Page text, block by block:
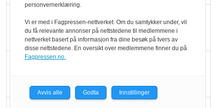
Færre varer, men fulle
hyller
personvernerklæring.
Vi er med i Fagpressen-nettverket. Om du samtykker under, vil
du få relevante annonser på nettstedene til medlemmene i
nettverket basert på informasjon fra dine besøk på tvers av
disse nettstedene. En oversikt over medlemmene finner du på
Fagpressen.no.
Avvis alle Godta Innstillinger